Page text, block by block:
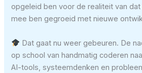
opgeleid ben voor de realiteit van
mee ben gegroeid met nieuwe
Dat gaat nu weer gebeuren. De
op school van handmatig coderen
AI-tools, systeemdenken en